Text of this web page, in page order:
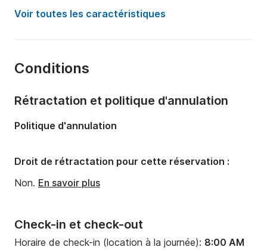
Puissance moteur:
800cv
Capacité à bord:
Nombre de cabines:
Voir toutes les caractéristiques
Conditions
Check-in et check-out
Horaire de check-in (location à la journée): 8:00 AM
Rétractation et politique d'annulation
Politique d'annulation
Droit de rétractation pour cette réservation :
Non. En savoir plus